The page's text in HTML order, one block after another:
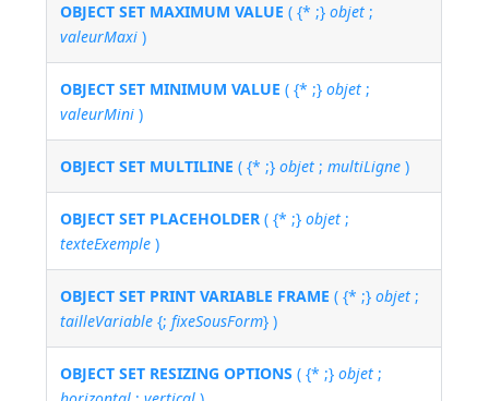
OBJECT SET MAXIMUM VALUE ( {* ;}objet ;
valeurMaxi )
OBJECT SET MINIMUM VALUE ( {* ;}objet ;
valeurMini )
OBJECT SET MULTILINE ( {* ;}objet ;multiLigne )
OBJECT SET PLACEHOLDER ( {* ;}objet ;
texteExemple )
OBJECT SET PRINT VARIABLE FRAME ( {* ;}objet ;
tailleVariable {;fixeSousForm} )
OBJECT SET RESIZING OPTIONS ( {* ;}objet ;